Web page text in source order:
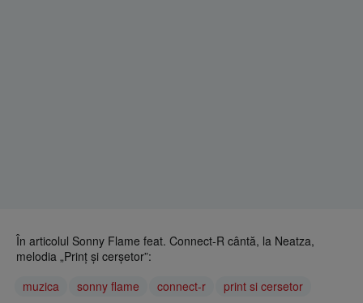
În articolul Sonny Flame feat. Connect-R cântă, la Neatza,
melodia „Prinț și cerșetor”:
muzica
sonny flame connect-r print si cersetor